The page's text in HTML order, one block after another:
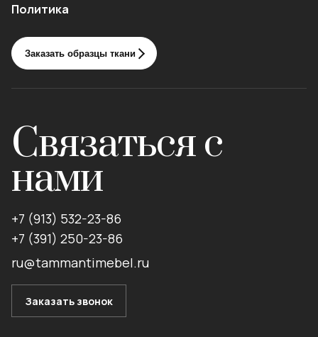
Политика
Заказать образцы ткани
Связаться с
нами
+7 (913) 532-23-86
+7 (391) 250-23-86
ru@tammantimebel.ru
Заказать звонок